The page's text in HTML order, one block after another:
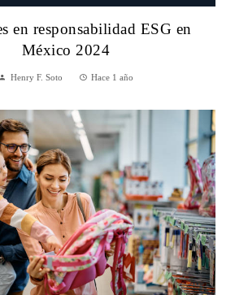
en responsabilidad ESG en
México 2024
Henry F. Soto Hace 1 año